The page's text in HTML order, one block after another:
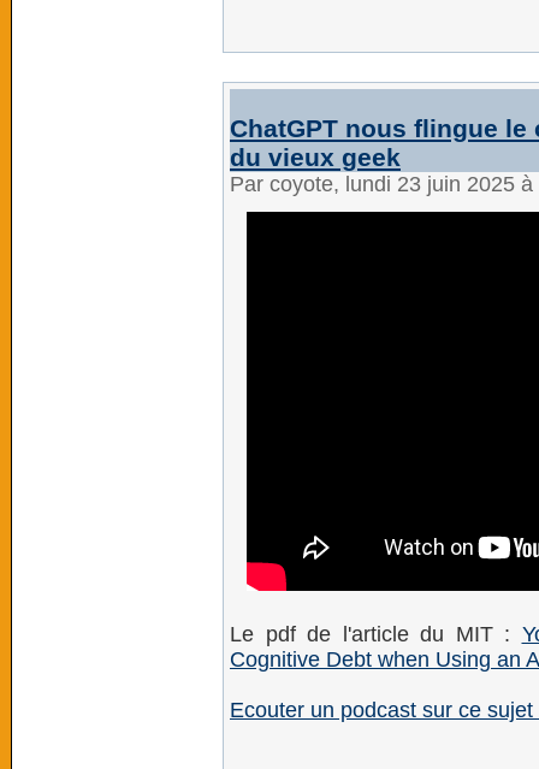
ChatGPT nous flingue le
du vieux geek
Par coyote, lundi 23 juin 2025
Le pdf de l'article du MIT :
Cognitive Debt when Using an
Ecouter un podcast sur ce